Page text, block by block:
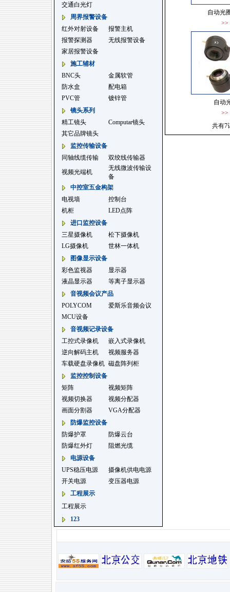
自动光
>>
自动
>>
共有7
交通白光灯
周界报警设备
红外对射设备
报警主机
报警探测器
无线报警设备
家居报警设备
施工辅材
BNC头
金属软管
防水盒
配电箱
PVC管
镀锌管
镜头系列
精工镜头
Computar镜头
其它品牌镜头
监控传输设备
同轴线缆传输
双绞线传输器
视频光端机
无线微波传输设
备
中控室五金构架
电视墙
控制台
机柜
LED点阵
进口监控设备
三星摄像机
松下摄像机
LG摄像机
世林一体机
图像显示设备
彩色监视器
显示器
液晶显示器
等离子显示器
音视频会议产品
POLYCOM
爱斯乐音频会议
MCU设备
音视频记录设备
工控式录像机
嵌入式录像机
逆向解码主机
视频服务器
车载硬盘录像机 磁盘阵列柜
监控控制设备
矩阵
视频矩阵
视频切换器
视频分配器
画面分割器
VGA分配器
防爆监控设备
防爆护罩
防爆云台
防爆红外灯
阻燃光缆
电源设备
UPS稳压电源
摄像机供电电源
开关电源
变压器电源
工程展示
工程展示
123